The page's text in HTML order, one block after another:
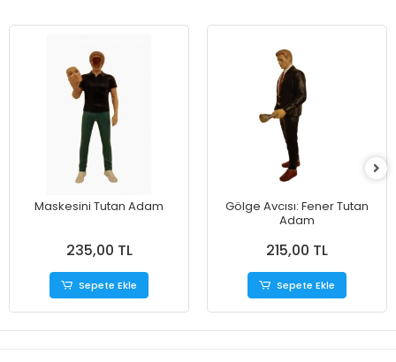
Maskesini Tutan Adam
235,00 TL
Sepete Ekle
​Gölge Avcısı: Fener Tutan
Adam
215,00 TL
Sepete Ekle